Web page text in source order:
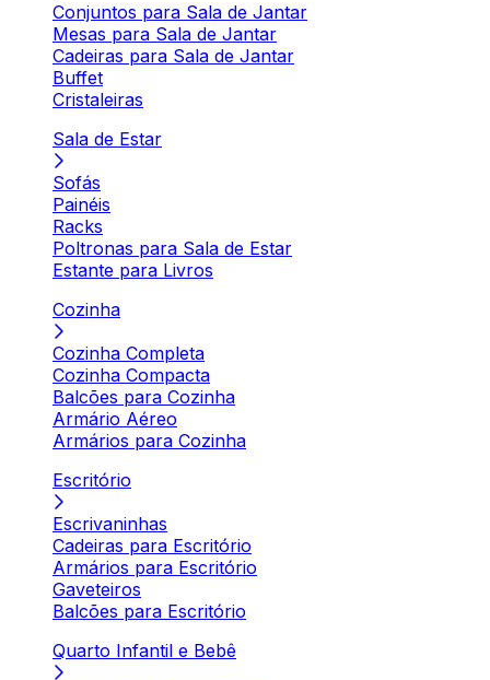
Conjuntos para Sala de Jantar
Mesas para Sala de Jantar
Cadeiras para Sala de Jantar
Buffet
Cristaleiras
Sala de Estar
Sofás
Painéis
Racks
Poltronas para Sala de Estar
Estante para Livros
Cozinha
Cozinha Completa
Cozinha Compacta
Balcões para Cozinha
Armário Aéreo
Armários para Cozinha
Escritório
Escrivaninhas
Cadeiras para Escritório
Armários para Escritório
Gaveteiros
Balcões para Escritório
Quarto Infantil e Bebê